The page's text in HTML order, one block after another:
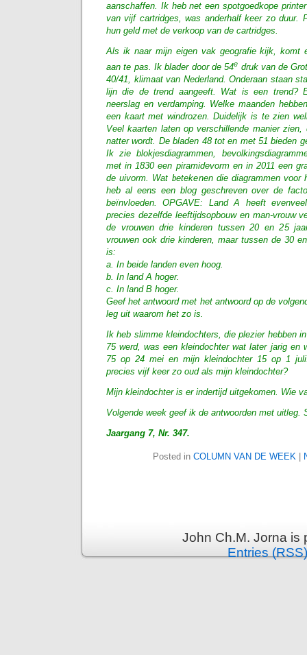
aanschaffen. Ik heb net een spotgoedkope
van vijf cartridges, was anderhalf keer zo duur.
hun geld met de verkoop van de cartridges.
Als ik naar mijn eigen vak geografie kijk, komt
aan te pas. Ik blader door de 54e druk van de
40/41, klimaat van Nederland. Onderaan staan
lijn die de trend aangeeft. Wat is een trend?
neerslag en verdamping. Welke maanden
een kaart met windrozen. Duidelijk is te zien
Veel kaarten laten op verschillende manier
natter wordt. De bladen 48 tot en met 51 bieden
Ik zie blokjesdiagrammen,
met in 1830 een piramidevorm en in 2011 een
de uivorm. Wat betekenen die diagrammen
heb al eens een blog geschreven over de
beïnvloeden. OPGAVE: Land A heeft
precies dezelfde leeftijdsopbouw en man-vrouw
de vrouwen drie kinderen tussen 20 en 25
vrouwen ook drie kinderen, maar tussen de 30
is:
a. In beide landen even hoog.
b. In land A hoger.
c. In land B hoger.
Geef het antwoord met het antwoord op de
leg uit waarom het zo is.
Ik heb slimme kleindochters, die plezier hebben
75 werd, was een kleindochter wat later jarig en
75 op 24 mei en mijn kleindochter 15 op 1
precies vijf keer zo oud als mijn kleindochter?
Mijn kleindochter is er indertijd uitgekomen. Wie
Volgende week geef ik de antwoorden met uitleg.
Jaargang 7, Nr. 347.
Posted in COLUMN VAN DE WEEK
John Ch.M. Jorna
Entries (RSS)